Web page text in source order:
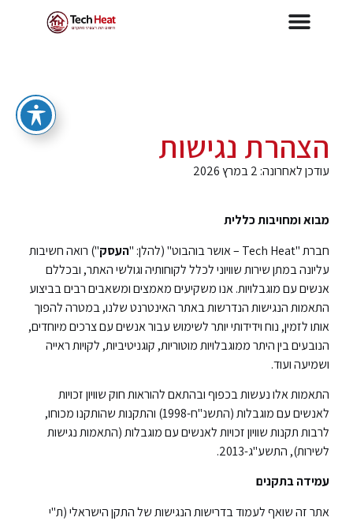
הצהרת נגישות
עודכן לאחרונה: 2 במרץ 2026
מבוא ומחויבות כללית
חברת "Tech Heat – אושר בוהבוט" (להלן: "
העסק") רואה חשיבות
עליונה במתן שירות שוויוני לכלל לקוחותיה וגולשי האתר, ובכללם
אנשים עם מוגבלויות. אנו משקיעים מאמצים ומשאבים רבים בביצוע
התאמות הנגישות הנדרשות באתר האינטרנט שלנו, במטרה להפוך
אותו לזמין, נוח וידידותי יותר לשימוש עבור אנשים עם צרכים מיוחדים,
הנובעים בין היתר ממוגבלויות מוטוריות, קוגניטיביות, לקויות ראייה
ושמיעה ועוד.
התאמות אלו נעשות בכפוף ובהתאם להוראות חוק שוויון זכויות
לאנשים עם מוגבלות (התשנ"ח-1998) והתקנות שהותקנו מכוחו,
לרבות תקנות שוויון זכויות לאנשים עם מוגבלות (התאמות נגישות
לשירות), התשע"ג-2013.
עמידה בתקנים
אתר זה שואף לעמוד בדרישות הנגישות של התקן הישראלי (ת"י